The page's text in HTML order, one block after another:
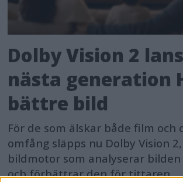
Dolby Vision 2
nästa generation
bättre bild
För de som älskar både film och
omfång släpps nu Dolby Vision
bildmotor som analyserar bilden
och förbättrar den för tittaren.